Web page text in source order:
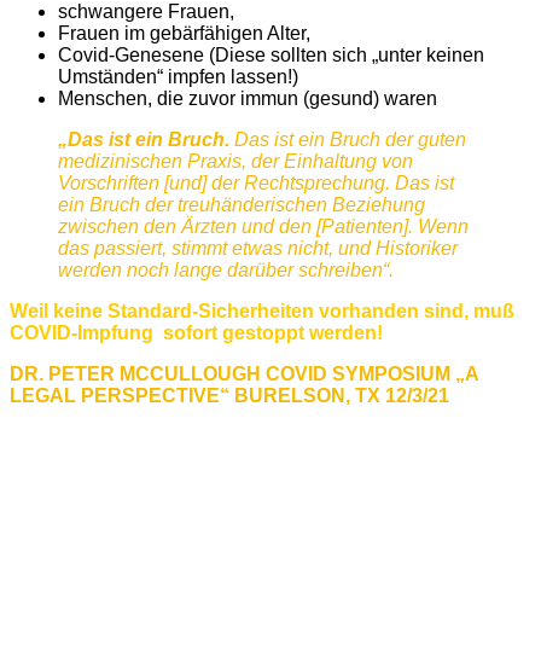
schwangere Frauen,
Frauen im gebärfähigen Alter,
Covid-Genesene (Diese sollten sich „unter keinen
Umständen“ impfen lassen!)
Menschen, die zuvor immun (gesund) waren
„Das ist ein Bruch. Das ist ein Bruch der guten
medizinischen Praxis, der Einhaltung von
Vorschriften [und] der Rechtsprechung. Das ist
ein Bruch der treuhänderischen Beziehung
zwischen den Ärzten und den [Patienten]. Wenn
das passiert, stimmt etwas nicht, und Historiker
werden noch lange darüber schreiben“.
Weil keine Standard-Sicherheiten vorhanden sind, muß
COVID-Impfung sofort gestoppt werden!
DR. PETER MCCULLOUGH COVID SYMPOSIUM „A
LEGAL PERSPECTIVE“ BURELSON, TX 12/3/21